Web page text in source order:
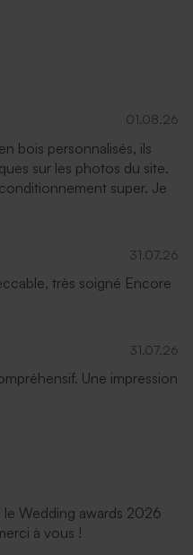
01.08.26
bois personnalisés, ils
sur les photos du site.
super. Je
31.07.26
très soigné Encore
31.07.26
Une impression
le Wedding awards 2026
à vous !